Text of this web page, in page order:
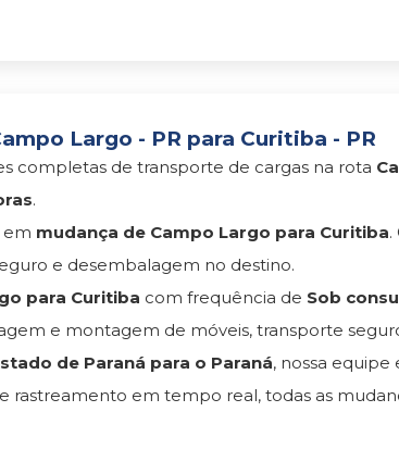
Largo - PR para Curitiba - PR
completas de transporte de cargas na rota
.
em mudança de Campo Largo para Curitiba.
e desembalagem no destino.
para Curitiba com frequência de Sob
e montagem de móveis, transporte
de Paraná para o Paraná, nossa equipe
rastreamento em tempo real, todas as